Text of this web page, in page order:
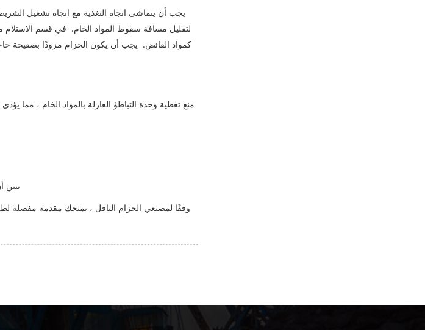
يجب أن يتماشى اتجاه التغذية مع اتجاه تشغيل
لتقليل مسافة سقوط المواد الخام. في قسم الاستلام
كمواد الفائض. يجب أن يكون الحزام مزودًا بصفيحة